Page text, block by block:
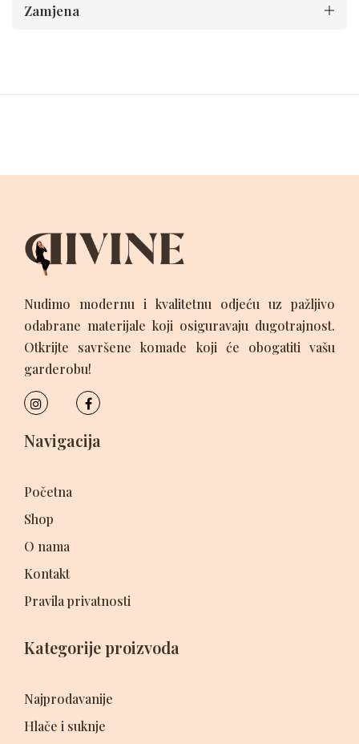
Zamjena
Nudimo modernu i kvalitetnu odjeću uz pažljivo
odabrane materijale koji osiguravaju dugotrajnost.
Otkrijte savršene komade koji će obogatiti vašu
garderobu!
Navigacija
Početna
Shop
O nama
Kontakt
Pravila privatnosti
Kategorije proizvoda
Najprodavanije
Hlače i suknje